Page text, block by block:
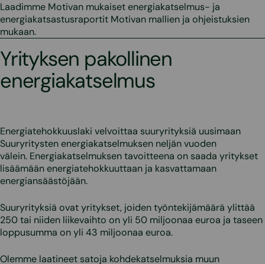
Laadimme Motivan mukaiset energiakatselmus- ja
energiakatsastusraportit Motivan mallien ja ohjeistuksien
mukaan.
Yrityksen pakollinen
energiakatselmus
Energiatehokkuuslaki velvoittaa suuryrityksiä uusimaan
Suuryritysten energiakatselmuksen neljän vuoden
välein. Energiakatselmuksen tavoitteena on saada yritykset
lisäämään energiatehokkuuttaan ja kasvattamaan
energiansäästöjään.
Suuryrityksiä ovat yritykset, joiden työntekijämäärä ylittää
250 tai niiden liikevaihto on yli 50 miljoonaa euroa ja taseen
loppusumma on yli 43 miljoonaa euroa.
Olemme laatineet satoja kohdekatselmuksia muun